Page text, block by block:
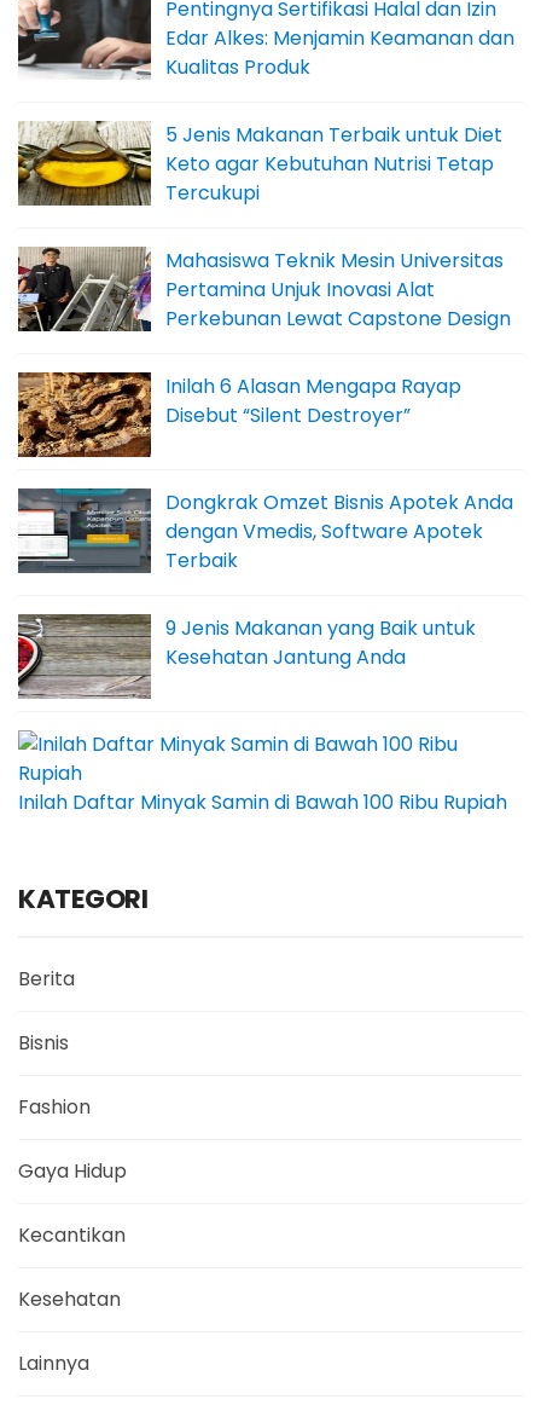
Pentingnya Sertifikasi Halal dan Izin
Edar Alkes: Menjamin Keamanan dan
Kualitas Produk
5 Jenis Makanan Terbaik untuk Diet
Keto agar Kebutuhan Nutrisi Tetap
Tercukupi
Mahasiswa Teknik Mesin Universitas
Pertamina Unjuk Inovasi Alat
Perkebunan Lewat Capstone Design
Inilah 6 Alasan Mengapa Rayap
Disebut “Silent Destroyer”
Dongkrak Omzet Bisnis Apotek Anda
dengan Vmedis, Software Apotek
Terbaik
9 Jenis Makanan yang Baik untuk
Kesehatan Jantung Anda
Inilah Daftar Minyak Samin di Bawah 100 Ribu Rupiah
KATEGORI
Berita
Bisnis
Fashion
Gaya Hidup
Kecantikan
Kesehatan
Lainnya